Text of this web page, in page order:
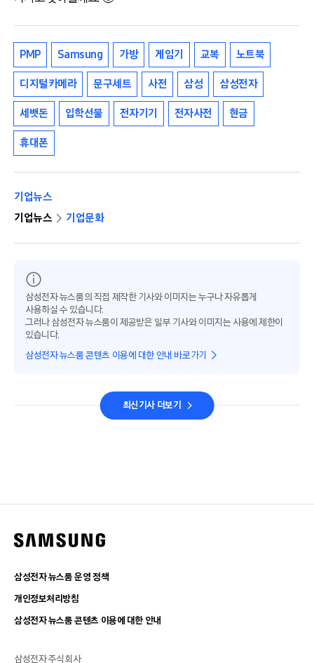
PMP Samsung 가방 게임기 교복 노트북
디지털카메라 문구세트 사전 삼성 삼성전자
세뱃돈 입학선물 전자기기 전자사전 현금
휴대폰
기업뉴스
기업뉴스
기업문화
삼성전자 뉴스룸의 직접 제작한 기사와 이미지는 누구나 자유롭게
사용하실 수 있습니다.
그러나 삼성전자 뉴스룸이 제공받은 일부 기사와 이미지는 사용에 제한이
있습니다.
삼성전자 뉴스룸 콘텐츠 이용에 대한 안내 바로가기
최신기사 더보기
삼성전자 뉴스룸 운영 정책
개인정보처리방침
삼성전자 뉴스룸 콘텐츠 이용에 대한 안내
삼성전자 주식회사